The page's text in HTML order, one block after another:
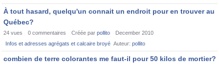
À tout hasard, quelqu'un connait un endroit pour en trouver au
Québec?
24 vues 0 commentaires Créée par pollito
December 2010
Infos et adresses agrégats et calcaire broyé Auteur: pollito
combien de terre colorantes me faut-il pour 50 kilos de mortier?